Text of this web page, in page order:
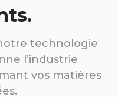
technologie
l’industrie
vos matières